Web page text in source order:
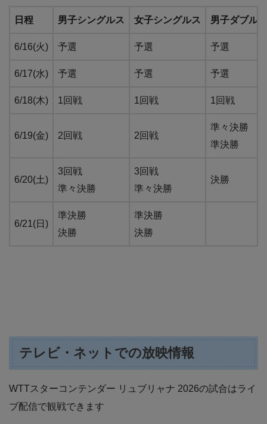
日程 男子シングルス 女子シングルス 男子ダブルス
6/16(火) 予選 予選 予選
6/17(水) 予選 予選 予選
6/18(木) 1回戦 1回戦 1回戦
6/19(金) 2回戦 2回戦
準々決勝
準決勝
6/20(土)
3回戦
準々決勝
3回戦
準々決勝
決勝
6/21(日)
準決勝
決勝
準決勝
決勝
テレビ・ネットでの放映情報
WTTスターコンテンダー リュブリャナ 2026の試合はライ
ブ配信で観戦できます